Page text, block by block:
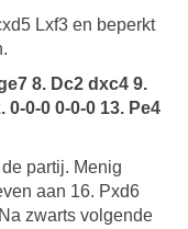
Lxf3 en beperkt
8. Dc2 dxc4 9.
0-0-0 0-0-0 13. Pe4
partij. Menig
aan 16. Pxd6
zwarts volgende